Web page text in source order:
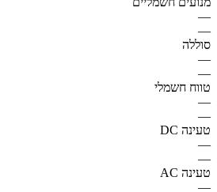
—
—
סוללה
—
—
טווח חשמלי
—
—
טעינה DC
—
—
טעינה AC
—